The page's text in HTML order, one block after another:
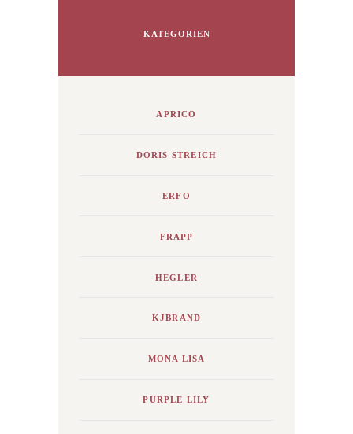
KATEGORIEN
APRICO
DORIS STREICH
ERFO
FRAPP
HEGLER
KJBRAND
MONA LISA
PURPLE LILY